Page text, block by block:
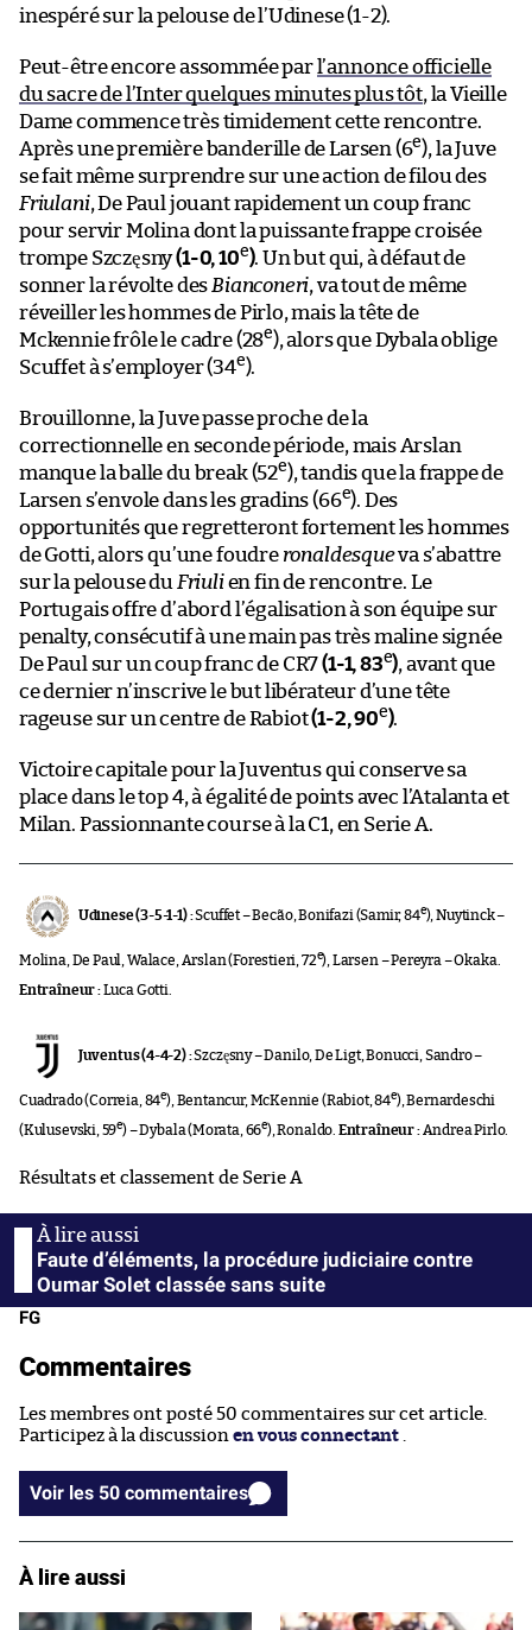
inespéré sur la pelouse de l’Udinese (1-2).
Peut-être encore assommée par l’annonce officielle
du sacre de l’Inter quelques minutes plus tôt, la Vieille
Dame commence très timidement cette rencontre.
Après une première banderille de Larsen (6e), la Juve
se fait même surprendre sur une action de filou des
Friulani, De Paul jouant rapidement un coup franc
pour servir Molina dont la puissante frappe croisée
trompe Szczęsny(1-0, 10e). Un but qui, à défaut de
sonner la révolte des Bianconeri, va tout de même
réveiller les hommes de Pirlo, mais la tête de
Mckennie frôle le cadre (28e), alors que Dybala oblige
Scuffet à s’employer (34e).
Brouillonne, la Juve passe proche de la
correctionnelle en seconde période, mais Arslan
manque la balle du break (52e), tandis que la frappe de
Larsen s’envole dans les gradins (66e). Des
opportunités que regretteront fortement les hommes
de Gotti, alors qu’une foudre ronaldesqueva s’abattre
sur la pelouse du Friulien fin de rencontre. Le
Portugais offre d’abord l’égalisation à son équipe sur
penalty, consécutif à une main pas très maline signée
De Paul sur un coup franc de CR7(1-1, 83e), avant que
ce dernier n’inscrive le but libérateur d’une tête
rageuse sur un centre de Rabiot(1-2, 90e).
Victoire capitale pour la Juventus qui conserve sa
place dans le top 4, à égalité de points avec l’Atalanta et
Milan. Passionnante course à la C1, en Serie A.
Udinese (3-5-1-1) :Scuffet – Becão, Bonifazi (Samir, 84e), Nuytinck –
Molina, De Paul, Walace, Arslan (Forestieri, 72e), Larsen – Pereyra – Okaka.
Entraîneur :Luca Gotti.
Juventus (4-4-2) :Szczęsny – Danilo, De Ligt, Bonucci, Sandro –
Cuadrado (Correia, 84e), Bentancur, McKennie (Rabiot, 84e), Bernardeschi
(Kulusevski, 59e) – Dybala (Morata, 66e), Ronaldo. Entraîneur :Andrea Pirlo.
Résultats et classement de Serie A
Faute d’éléments, la procédure judiciaire contre
Oumar Solet classée sans suite
FG
Commentaires
Les membres ont posté 50 commentaires sur cet article.
Participez à la discussion en vous connectant
Voir les 50 commentaires
À lire aussi